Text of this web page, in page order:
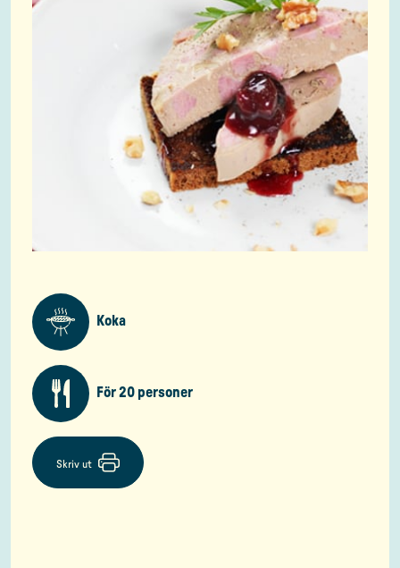
Koka
För 20 personer
Skriv ut